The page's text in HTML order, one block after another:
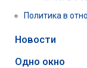
Политика в
Новости
Одно окно